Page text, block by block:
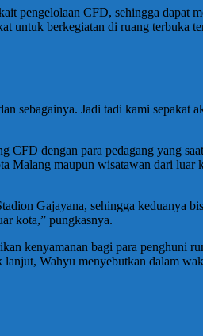
pengelolaan CFD, sehingga dapat
untuk berkegiatan di ruang terbuka
sebagainya. Jadi tadi kami sepakat
dengan para pedagang yang
maupun wisatawan dari
Gajayana, sehingga keduanya
kota,” pungkasnya.
kenyamanan bagi para penghuni
Wahyu menyebutkan dalam